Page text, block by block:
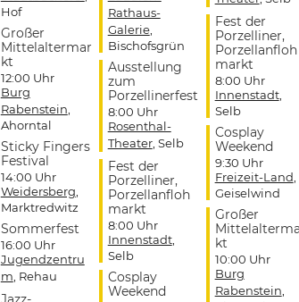
Hof
Großer
Mittelaltermar
kt
12:00 Uhr
Burg
Rabenstein,
Ahorntal
Sticky Fingers
Festival
14:00 Uhr
Weidersberg,
Marktredwitz
Sommerfest
16:00 Uhr
Jugendzentru
m, Rehau
Rathaus-
Galerie,
Bischofsgrün
Ausstellung
zum
Porzellinerfest
8:00 Uhr
Rosenthal-
Theater, Selb
Fest der
Porzelliner,
Porzellanfloh
markt
8:00 Uhr
Innenstadt,
Selb
Cosplay
Weekend
Fest der
Porzelliner,
Porzellanfloh
markt
8:00 Uhr
Innenstadt,
Selb
Cosplay
Weekend
9:30 Uhr
Freizeit-Land,
Geiselwind
Großer
kt
10:00 Uhr
Burg
Rabenstein,